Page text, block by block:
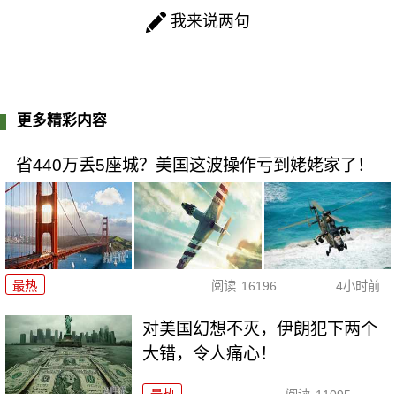
我来说两句
更多精彩内容
省440万丢5座城？美国这波操作亏到姥姥家了！
最热 阅读 16196 4小时前
对美国幻想不灭，伊朗犯下两个
大错，令人痛心！